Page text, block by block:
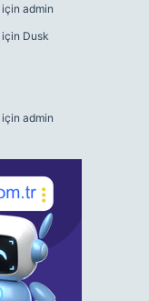
için admin
için Dusk
için admin